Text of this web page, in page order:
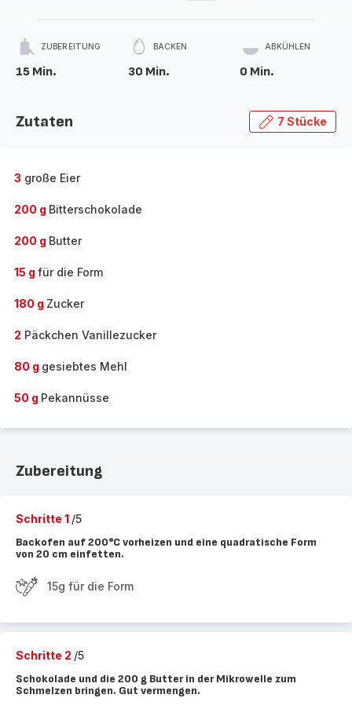
ZUBEREITUNG
15 Min.
BACKEN
30 Min.
ABKÜHLEN
0 Min.
Zutaten 7 Stücke
3 große Eier
200 g Bitterschokolade
200 g Butter
15 g für die Form
180 g Zucker
2 Päckchen Vanillezucker
80 g gesiebtes Mehl
50 g Pekannüsse
Zubereitung
Schritte 1 /5
Backofen auf 200°C vorheizen und eine quadratische Form
von 20 cm einfetten.
15g für die Form
Schritte 2 /5
Schokolade und die 200 g Butter in der Mikrowelle zum
Schmelzen bringen. Gut vermengen.